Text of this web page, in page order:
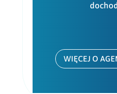
WIĘCEJ O